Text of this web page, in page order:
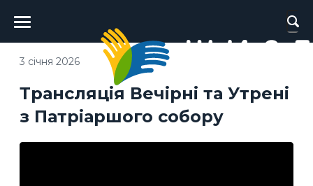
Головне
меню
Трансляція Вечірні та Утрені
з Патріаршого собору
3 січня 2026